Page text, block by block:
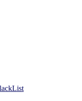
Всего мира.